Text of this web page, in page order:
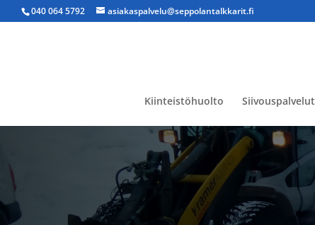
040 064 5792 asiakaspalvelu@seppolantalkkarit.fi
Kiinteistöhuolto Siivouspalvelut